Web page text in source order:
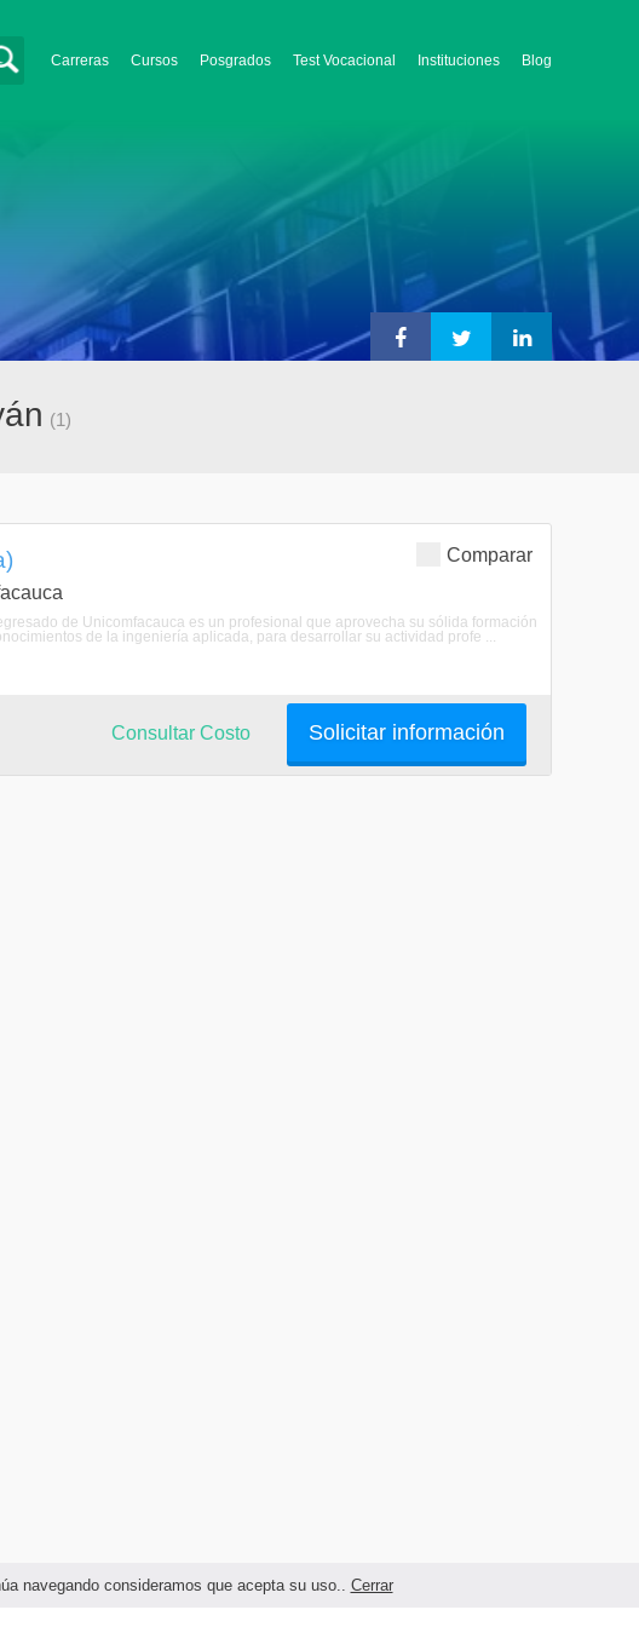
navegando consideramos que acepta su uso.. Cerrar
Carreras Cursos Posgrados Test Vocacional Instituciones Blog
(1)
Comparar
de Unicomfacauca es un profesional que aprovecha su sólida formación
de la ingeniería aplicada, para desarrollar su actividad profe ...
Solicitar información
Consultar Costo